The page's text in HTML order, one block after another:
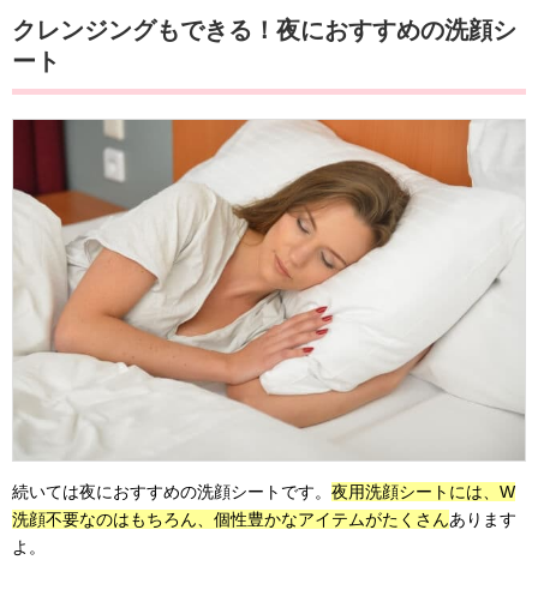
クレンジングもできる！夜におすすめの洗顔シ
ート
続いては夜におすすめの洗顔シートです。 夜用洗顔シートには、W
洗顔不要なのはもちろん、個性豊かなアイテムがたくさんあります
よ。